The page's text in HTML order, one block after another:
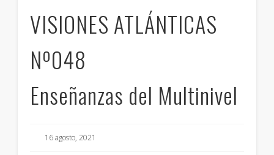
VISIONES ATLÁNTICAS
Nº048
Enseñanzas del Multinivel
16 agosto, 2021